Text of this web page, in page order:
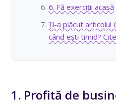
6. Fă exerciții acasă
Ți-a plăcut articolul
când ești timid?
1. Profită de